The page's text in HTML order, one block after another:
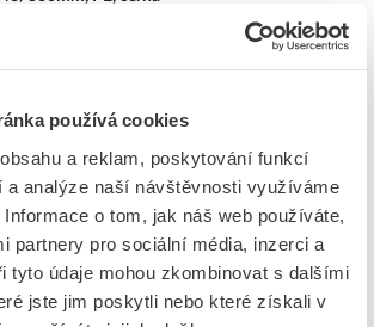
používá cookies
a reklam, poskytování funkcí
a analýze naší návštěvnosti využíváme
o tom, jak náš web používáte,
partnery pro sociální média, inzerci a
tyto údaje mohou zkombinovat s dalšími
jste jim poskytli nebo které získali v
výrobce
29570300
do košíku